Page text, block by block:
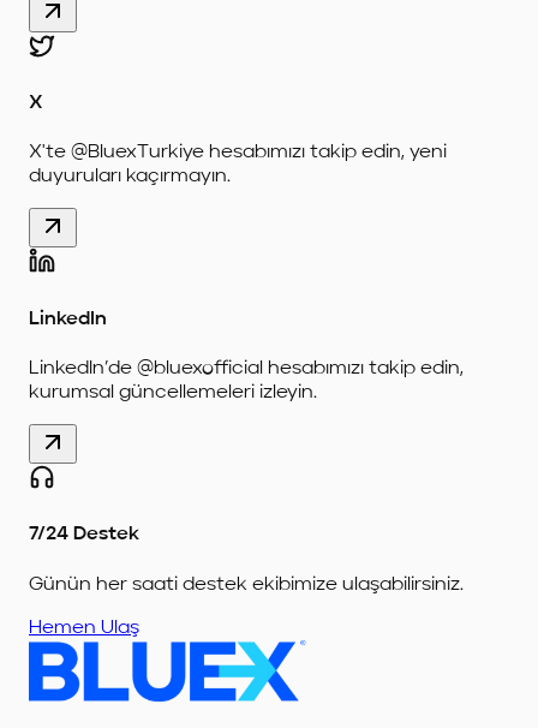
X
X'te @BluexTurkiye hesabımızı takip edin, yeni
duyuruları kaçırmayın.
LinkedIn
LinkedIn’de @bluexofficial hesabımızı takip edin,
kurumsal güncellemeleri izleyin.
7/24 Destek
Günün her saati destek ekibimize ulaşabilirsiniz.
Hemen Ulaş